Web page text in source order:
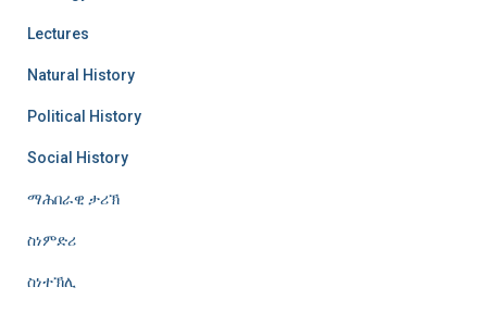
Lectures
Natural History
Political History
Social History
ማሕበራዊ ታሪኽ
ስነምድሪ
ስነተኽሊ